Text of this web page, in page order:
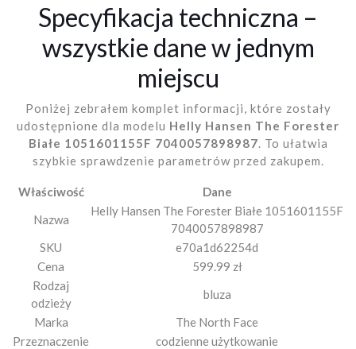
Specyfikacja techniczna –
wszystkie dane w jednym
miejscu
Poniżej zebrałem komplet informacji, które zostały
udostępnione dla modelu Helly Hansen The Forester
Białe 1051601155F 7040057898987. To ułatwia
szybkie sprawdzenie parametrów przed zakupem.
Właściwość
Dane
Nazwa
Helly Hansen The Forester Białe 1051601155F
7040057898987
SKU
e70a1d62254d
Cena
599.99 zł
Rodzaj
odzieży
bluza
Marka
The North Face
Przeznaczenie
codzienne użytkowanie